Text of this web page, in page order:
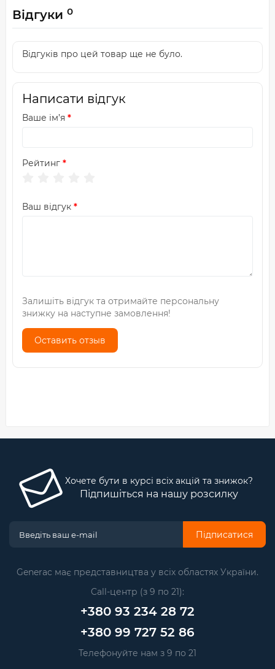
Відгуки 0
Відгуків про цей товар ще не було.
Написати відгук
Ваше ім’я
Рейтинг
Ваш відгук
Залишіть відгук та отримайте персональну
знижку на наступне замовлення!
Оставить отзыв
Хочете бути в курсі всіх акцій та знижок?
Підпишіться на нашу розсилку
Підписатися
Generac має представництва у всіх областях України.
Call-центр (з 9 по 21):
+380 93 234 28 72
+380 99 727 52 86
Телефонуйте нам з 9 по 21